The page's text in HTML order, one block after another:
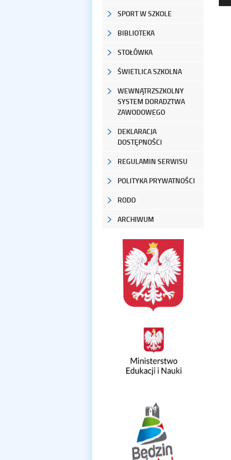
SPORT W SZKOLE
BIBLIOTEKA
STOŁÓWKA
ŚWIETLICA SZKOLNA
WEWNĄTRZSZKOLNY
SYSTEM DORADZTWA
ZAWODOWEGO
DEKLARACJA
DOSTĘPNOŚCI
REGULAMIN SERWISU
POLITYKA PRYWATNOŚCI
RODO
ARCHIWUM